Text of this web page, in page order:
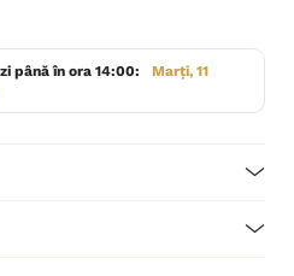
până în ora 14:00:
Marți, 11